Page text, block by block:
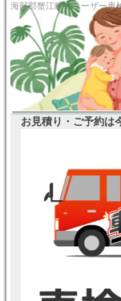
海部郡蟹江町 ユ
お見積り・ご予約は